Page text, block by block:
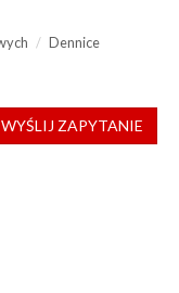
Dennice
WYŚLIJ ZAPYTANIE